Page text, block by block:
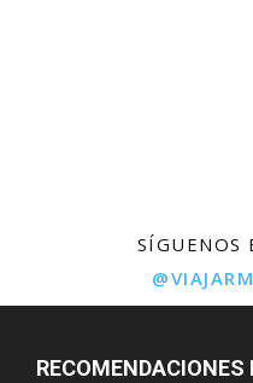
SÍGUENOS
RECOMENDACIONES